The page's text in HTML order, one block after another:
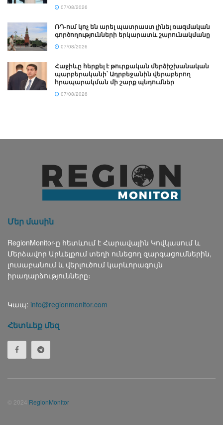
07/08/2026
ՌԴ-ում կոչ են արել պատրաստ լինել ռազմական
գործողությունների երկարատև շարունակմանը
07/08/2026
Հաջիևը հերքել է թուրքական մերձիշխանական
պարբերականի՝ Ադրբեջանին վերաբերող
հրապարակման մի շարք պնդումներ
07/08/2026
Մեր մասին
RegionMonitor-ը հետևում է Հարավային Կովկասում և
Մերձավոր Արևելքում տեղի ունեցող զարգացումներին,
լուսաբանում և վերլուծում կարևորագույն
իրադարձությունները։
Կապ: info@regionmonitor.com
Հետևեք մեզ
© 2024 RegionMonitor